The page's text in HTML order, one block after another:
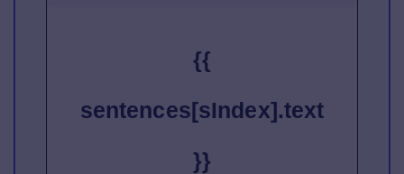
{{
sentences[sIndex].text
}}